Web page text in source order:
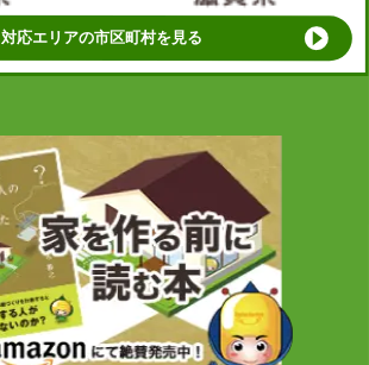
対応エリアの市区町村を見る